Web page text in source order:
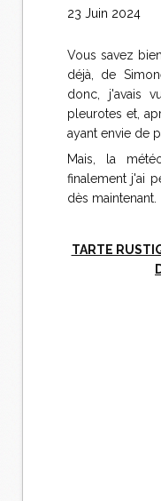
23 Juin 2024
Vous savez
déjà, de
donc, j'avais
pleurotes et,
ayant envie de
Mais, la
finalement j'ai
dès maintenant.
TARTE